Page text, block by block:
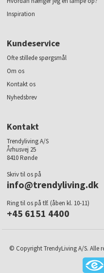
Inspiration
Kundeservice
Ofte stillede spørgsmål
Om os
Kontakt os
Nyhedsbrev
Kontakt
Trendyliving A/S
Århusvej 25
8410 Rønde
Skriv til os på
info@trendyliving.dk
Ring til os på tlf. (åben kl. 10-11)
+45 6151 4400
© Copyright TrendyLiving A/S. Alle